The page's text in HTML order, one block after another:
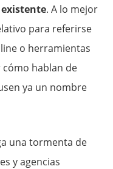
. A lo mejor
para referirse
o herramientas
hablan de
ya un nombre
una tormenta de
y agencias